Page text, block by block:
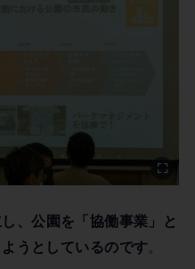
、公園を「協働事業」と
うとしているのです。